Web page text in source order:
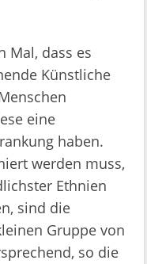
Mal, dass es
Künstliche
eine
haben.
werden muss,
Ethnien
sind die
Gruppe von
so die